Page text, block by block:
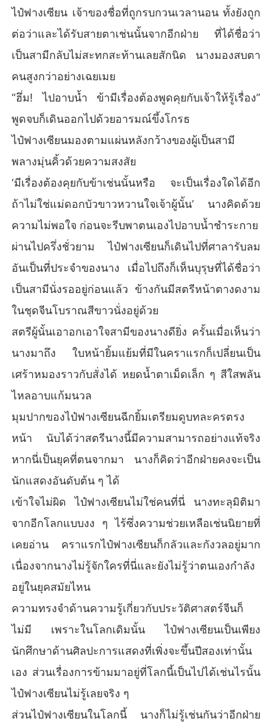
ไป๋ฟางเซียน เจ้าของชื่อที่ถูกรบกวนเวลานอน ทั้งยังถูก
ต่อว่าและได้รับสายตาเช่นนั้นจากอีกฝ่าย ที่ได้ชื่อว่า
เป็นสามีกลับไม่สะทกสะท้านเลยสักนิด นางมองสบตา
คนสูงกว่าอย่างเฉยเมย
“ฮึ่ม! ไปอาบน้ำ ข้ามีเรื่องต้องพูดคุยกับเจ้าให้รู้เรื่อง”
พูดจบก็เดินออกไปด้วยอารมณ์ขึ้งโกรธ
ไป๋ฟางเซียนมองตามแผ่นหลังกว้างของผู้เป็นสามี
พลางมุ่นคิ้วด้วยความสงสัย
‘มีเรื่องต้องคุยกับข้าเช่นนั้นหรือ จะเป็นเรื่องใดได้อีก
ถ้าไม่ใช่แม่ดอกบัวขาวหวานใจเจ้าผู้นั้น’ นางคิดด้วย
ความไม่พอใจ ก่อนจะรีบพาตนเองไปอาบน้ำชำระกาย
ผ่านไปครึ่งชั่วยาม ไป๋ฟางเซียนก็เดินไปที่ศาลารับลม
อันเป็นที่ประจำของนาง เมื่อไปถึงก็เห็นบุรุษที่ได้ชื่อว่า
เป็นสามีนั่งรออยู่ก่อนแล้ว ข้างกันมีสตรีหน้าตางดงาม
ในชุดจีนโบราณสีขาวนั่งอยู่ด้วย
สตรีผู้นั้นเอาอกเอาใจสามีของนางดียิ่ง ครั้นเมื่อเห็นว่า
นางมาถึง ใบหน้ายิ้มแย้มที่มีในคราแรกก็เปลี่ยนเป็น
เศร้าหมองราวกับสั่งได้ หยดน้ำตาเม็ดเล็ก ๆ สีใสพลัน
ไหลอาบแก้มนวล
มุมปากของไป๋ฟางเซียนฉีกยิ้มเตรียมดูบทละครตรง
หน้า นับได้ว่าสตรีนางนี้มีความสามารถอย่างแท้จริง
หากนี่เป็นยุคที่ตนจากมา นางก็คิดว่าอีกฝ่ายคงจะเป็น
นักแสดงอันดับต้น ๆ ได้
เข้าใจไม่ผิด ไป๋ฟางเซียนไม่ใช่คนที่นี่ นางทะลุมิติมา
จากอีกโลกแบบงง ๆ ไร้ซึ่งความช่วยเหลือเช่นนิยายที่
เคยอ่าน คราแรกไป๋ฟางเซียนก็กลัวและกังวลอยู่มาก
เนื่องจากนางไม่รู้จักใครที่นี่และยังไม่รู้ว่าตนเองกำลัง
อยู่ในยุคสมัยไหน
ความทรงจำด้านความรู้เกี่ยวกับประวัติศาสตร์จีนก็
ไม่มี เพราะในโลกเดิมนั้น ไป๋ฟางเซียนเป็นเพียง
นักศึกษาด้านศิลปะการแสดงที่เพิ่งจะขึ้นปีสองเท่านั้น
เอง ส่วนเรื่องการข้ามมาอยู่ที่โลกนี้เป็นไปได้เช่นไรนั้น
ไป๋ฟางเซียนไม่รู้เลยจริง ๆ
ส่วนไป๋ฟางเซียนในโลกนี้ นางก็ไม่รู้เช่นกันว่าอีกฝ่าย